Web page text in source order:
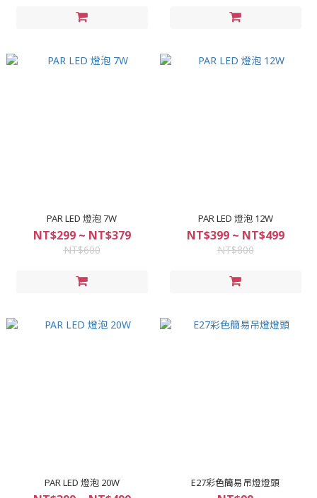
PAR LED 燈泡 7W
NT$299 ~ NT$379
NT$600
PAR LED 燈泡 12W
NT$399 ~ NT$499
NT$800
PAR LED 燈泡 20W E27彩色簡易吊燈燈頭